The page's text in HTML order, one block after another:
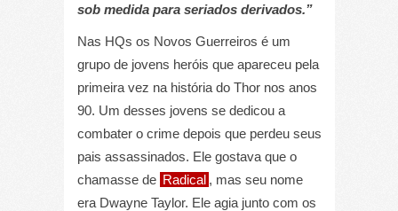
sob medida para seriados derivados.”
Nas HQs os Novos Guerreiros é um
grupo de jovens heróis que apareceu pela
primeira vez na história do Thor nos anos
90. Um desses jovens se dedicou a
combater o crime depois que perdeu seus
pais assassinados. Ele gostava que o
chamasse de Radical , mas seu nome
era Dwayne Taylor. Ele agia junto com os